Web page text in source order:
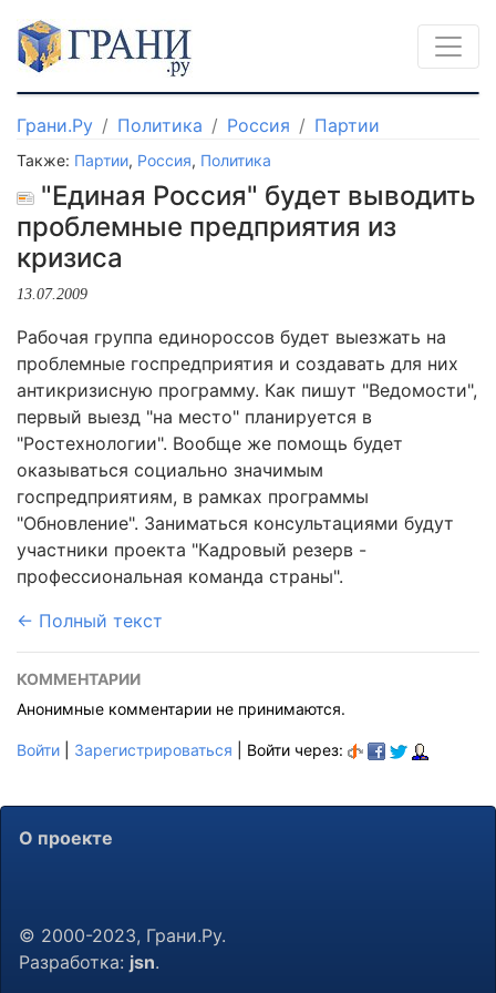
Грани.Ру Политика Россия Партии
Также: Партии, Россия, Политика
"Единая Россия" будет выводить
проблемные предприятия из
кризиса
13.07.2009
Рабочая группа единороссов будет выезжать на
проблемные госпредприятия и создавать для них
антикризисную программу. Как пишут "Ведомости",
первый выезд "на место" планируется в
"Ростехнологии". Вообще же помощь будет
оказываться социально значимым
госпредприятиям, в рамках программы
"Обновление". Заниматься консультациями будут
участники проекта "Кадровый резерв -
профессиональная команда страны".
← Полный текст
КОММЕНТАРИИ
Анонимные комментарии не принимаются.
Войти Зарегистрироваться | Войти через:
О проекте
© 2000-2023, Грани.Ру.
Разработка: jsn.